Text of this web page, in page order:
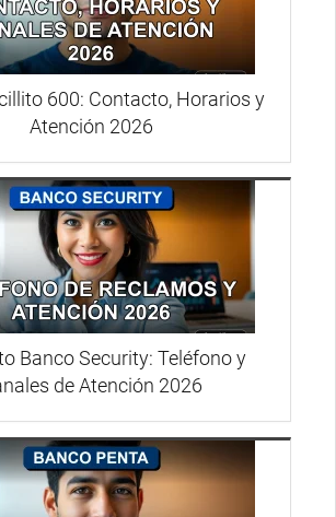
600: Contacto, Horarios y
Atención 2026
Banco Security: Teléfono y
de Atención 2026